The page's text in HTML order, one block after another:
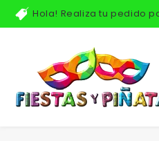
Hola! Realiza tu pedido